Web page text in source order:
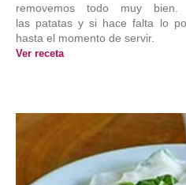
removemos todo muy
las patatas y si hace falta lo
hasta el momento de servir.
Ver receta